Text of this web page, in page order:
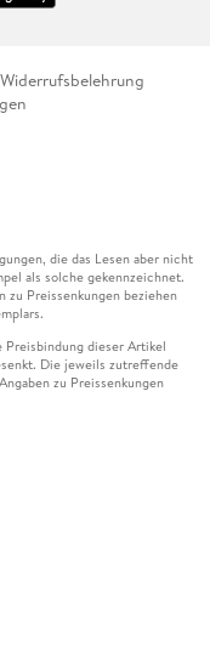
Widerrufsbelehrung
die das Lesen aber nicht
als solche gekennzeichnet.
zu Preissenkungen beziehen
dieser Artikel
Die jeweils zutreffende
zu Preissenkungen